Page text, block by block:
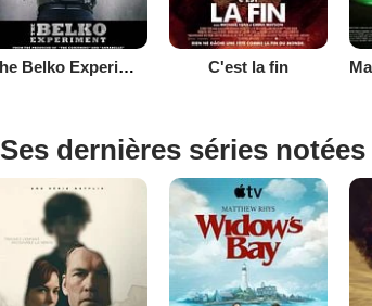
The Belko Experiment C'est la fin
Ses dernières séries notées